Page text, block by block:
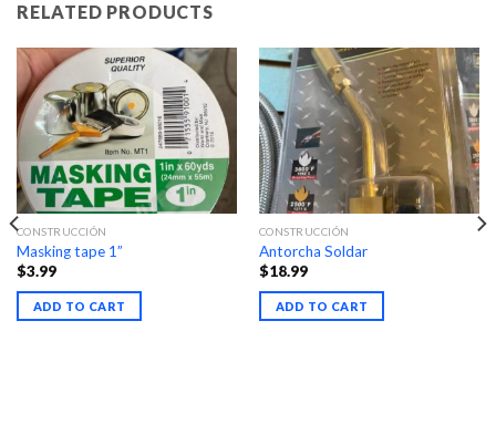
RELATED PRODUCTS
CONSTRUCCIÓN
Masking tape 1”
$3.99
ADD TO CART
CONSTRUCCIÓN
Antorcha Soldar
$18.99
ADD TO CART